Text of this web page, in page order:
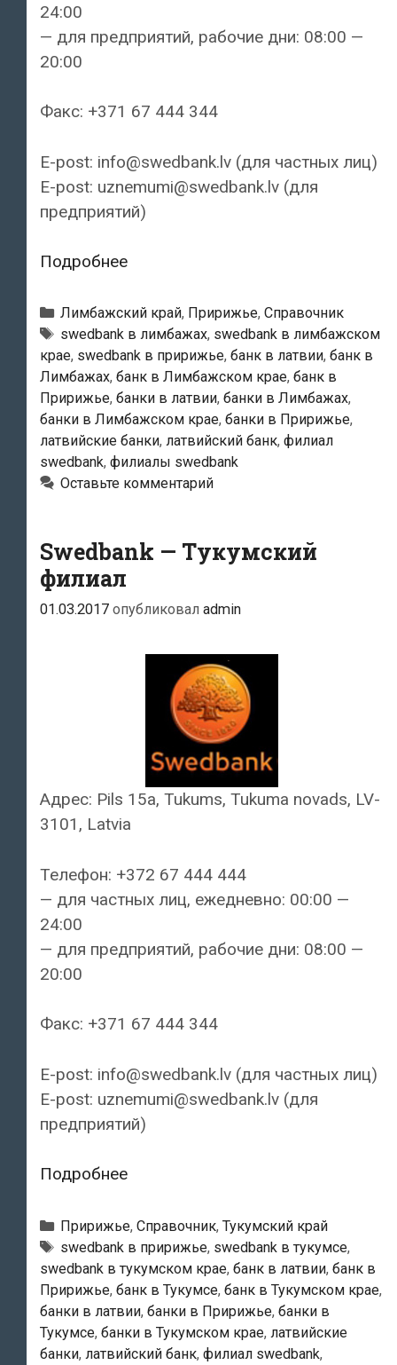
24:00
— для предприятий, рабочие дни: 08:00 —
20:00
Факс: +371 67 444 344
E-post: info@swedbank.lv (для частных лиц)
E-post: uznemumi@swedbank.lv (для
предприятий)
ПодробнееSwedbank
Лимбажский
филиал
Рубрики
Лимбажский край, Пририжье, Справочник
Тэги
swedbank в лимбажах, swedbank в лимбажском
крае, swedbank в пририжье, банк в латвии, банк в
Лимбажах, банк в Лимбажском крае, банк в
Пририжье, банки в латвии, банки в Лимбажах,
банки в Лимбажском крае, банки в Пририжье,
латвийские банки, латвийский банк, филиал
swedbank, филиалы swedbank
Оставьте комментарий
Swedbank — Тукумский
филиал
01.03.2017 опубликовал admin
Адрес: Pils 15a, Tukums, Tukuma novads, LV-
3101, Latvia
Телефон: +372 67 444 444
— для частных лиц, ежедневно: 00:00 —
24:00
— для предприятий, рабочие дни: 08:00 —
20:00
Факс: +371 67 444 344
E-post: info@swedbank.lv (для частных лиц)
E-post: uznemumi@swedbank.lv (для
предприятий)
ПодробнееSwedbank
Тукумский
филиал
Рубрики
Пририжье, Справочник, Тукумский край
Тэги
swedbank в пририжье, swedbank в тукумсе,
swedbank в тукумском крае, банк в латвии, банк в
Пририжье, банк в Тукумсе, банк в Тукумском крае,
банки в латвии, банки в Пририжье, банки в
Тукумсе, банки в Тукумском крае, латвийские
банки, латвийский банк, филиал swedbank,